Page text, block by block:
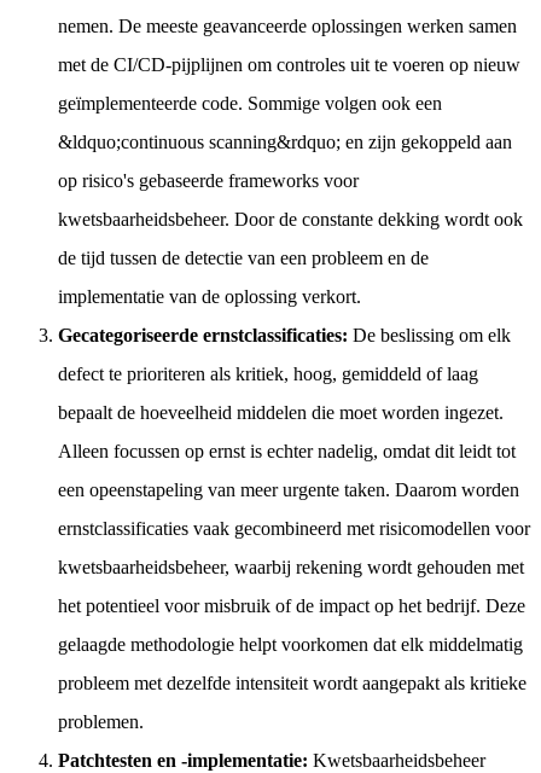
nemen. De meeste geavanceerde oplossingen werken samen
met de CI/CD-pijplijnen om controles uit te voeren op nieuw
geïmplementeerde code. Sommige volgen ook een
&ldquo;continuous scanning&rdquo; en zijn gekoppeld aan
op risico's gebaseerde frameworks voor
kwetsbaarheidsbeheer. Door de constante dekking wordt ook
de tijd tussen de detectie van een probleem en de
implementatie van de oplossing verkort.
Gecategoriseerde ernstclassificaties: De beslissing om elk
defect te prioriteren als kritiek, hoog, gemiddeld of laag
bepaalt de hoeveelheid middelen die moet worden ingezet.
Alleen focussen op ernst is echter nadelig, omdat dit leidt tot
een opeenstapeling van meer urgente taken. Daarom worden
ernstclassificaties vaak gecombineerd met risicomodellen voor
kwetsbaarheidsbeheer, waarbij rekening wordt gehouden met
het potentieel voor misbruik of de impact op het bedrijf. Deze
gelaagde methodologie helpt voorkomen dat elk middelmatig
probleem met dezelfde intensiteit wordt aangepakt als kritieke
problemen.
Patchtesten en -implementatie: Kwetsbaarheidsbeheer